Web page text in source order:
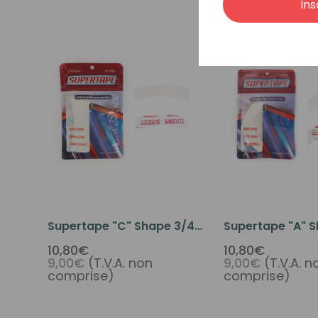
Supertape "C" Shape 3/4"
X 3" (36 Pcs Per Pack)
10,80€
9,00€ (T.V.A. non
comprise)
Supertape "A"
X 3" (36 Pcs Per
10,80€
9,00€ (T.V.A.
comprise)